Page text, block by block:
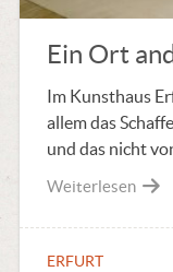
Ein Ort
Im Kunsthaus
allem das
und das nicht
Weiterlesen
ERFURT